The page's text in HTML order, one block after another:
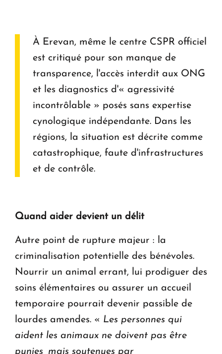
À Erevan, même le centre CSPR officiel
est critiqué pour son manque de
transparence, l'accès interdit aux ONG
et les diagnostics d'« agressivité
incontrôlable » posés sans expertise
cynologique indépendante. Dans les
régions, la situation est décrite comme
catastrophique, faute d'infrastructures
et de contrôle.
Quand aider devient un délit
Autre point de rupture majeur : la
criminalisation potentielle des bénévoles.
Nourrir un animal errant, lui prodiguer des
soins élémentaires ou assurer un accueil
temporaire pourrait devenir passible de
lourdes amendes. « Les personnes qui
aident les animaux ne doivent pas être
punies, mais soutenues par